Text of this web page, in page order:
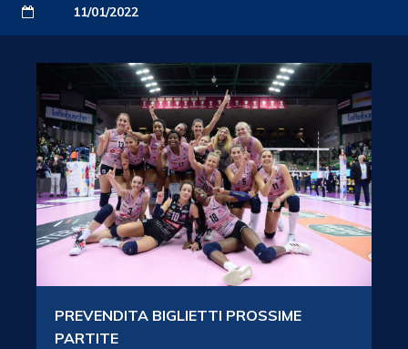
11/01/2022
PREVENDITA BIGLIETTI PROSSIME
PARTITE